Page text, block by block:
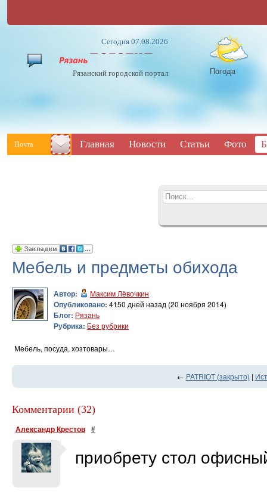
Сегодня 07.08.2026
Рязанский городской портал Погода
Почта Главная Новости Статьи Фото
Мебель и предметы обихода
Автор: Максим Лёвочкин
Опубликовано: 4150 дней назад (20 ноября 2014)
Блог: Рязань
Рубрика: Без рубрики
Мебель, посуда, хозтовары…
← PATRIOT (закрыто) |
Комментарии (32)
Александр Крестов #
приобрету стол